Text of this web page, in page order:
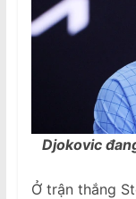
Djokovic
Ở trận thắng